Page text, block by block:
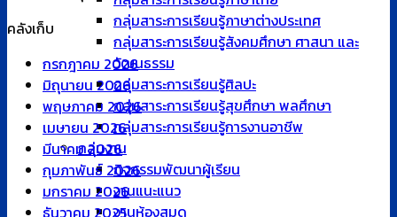
กลุ่มสาระการเรียนรู้ภาษาต่างประเทศ
กลุ่มสาระการเรียนรู้สังคมศึกษา ศาสนา และ
วัฒนธรรม
กลุ่มสาระการเรียนรู้ศิลปะ
กลุ่มสาระการเรียนรู้สุขศึกษา พลศึกษา
กลุ่มสาระการเรียนรู้การงานอาชีพ
กลุ่มงาน
กิจกรรมพัฒนาผู้เรียน
งานแนะแนว
งานห้องสมุด
คลังเก็บ
กรกฎาคม 2026
มิถุนายน 2026
พฤษภาคม 2026
เมษายน 2026
มีนาคม 2026
กุมภาพันธ์ 2026
มกราคม 2026
ธันวาคม 2025